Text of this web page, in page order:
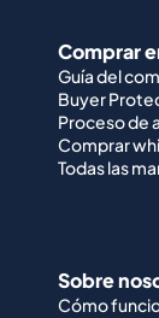
Comprar
Guía del
Buyer
Proceso de
Comprar
Todas las
Sobre
Cómo